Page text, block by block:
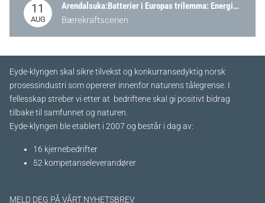
11
AUG
Arendalsuka:Batterier i Europas trilemma: Energisikkerhet, konkurransekraft og bærekraft (Battery Norway-arrangement)
Bærekraftscenen
Eyde-klyngen skal sikre tilvekst og konkurransedyktig norsk
prosessindustri som opererer innenfor naturens tålegrense. I
fellesskap streber vi etter at bedriftene skal gi positivt bidrag
tilbake til samfunnet og naturen.
Eyde-klyngen ble etablert i 2007 og består i dag av:
16 kjernebedrifter​
52 kompetanseleverandører
MELD DEG PÅ VÅRT NYHETSBREV